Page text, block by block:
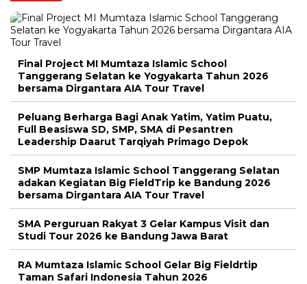
Final Project MI Mumtaza Islamic School
Tanggerang Selatan ke Yogyakarta Tahun 2026
bersama Dirgantara AIA Tour Travel
Peluang Berharga Bagi Anak Yatim, Yatim Puatu,
Full Beasiswa SD, SMP, SMA di Pesantren
Leadership Daarut Tarqiyah Primago Depok
SMP Mumtaza Islamic School Tanggerang Selatan
adakan Kegiatan Big FieldTrip ke Bandung 2026
bersama Dirgantara AIA Tour Travel
SMA Perguruan Rakyat 3 Gelar Kampus Visit dan
Studi Tour 2026 ke Bandung Jawa Barat
RA Mumtaza Islamic School Gelar Big Fieldrtip
Taman Safari Indonesia Tahun 2026